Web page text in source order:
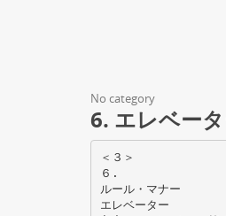
No category
6. エレベー
＜３＞
６.
ルール・マナー
エレベーター